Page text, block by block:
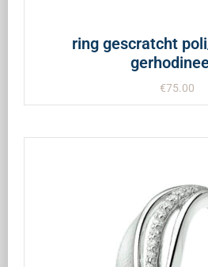
ring gescratcht
€75.00